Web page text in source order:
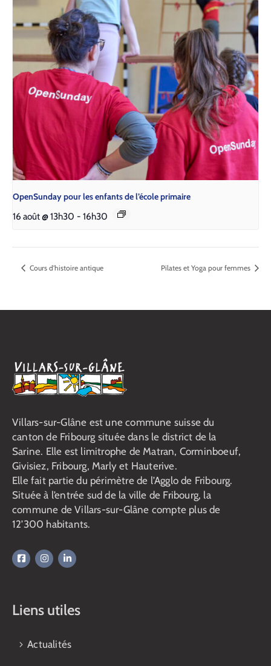
Open­Sun­day pour les enfants de l’é­cole pri­maire
16 août @ 13h30 - 16h30
Cours d’histoire antique Pilates et Yoga pour femmes
Villars-sur-Glâne est une commune suisse du
canton de Fribourg située dans le district de la
Sarine. Elle est limitrophe de Matran, Corminboeuf,
Givisiez, Fribourg, Marly et Hauterive.
Elle fait partie du périmètre de l’Agglo de Fribourg.
Située à l’entrée sud de la ville de Fribourg, la
commune de Villars-sur-Glâne compte plus de
12’300 habitants.
Liens utiles
Actualités